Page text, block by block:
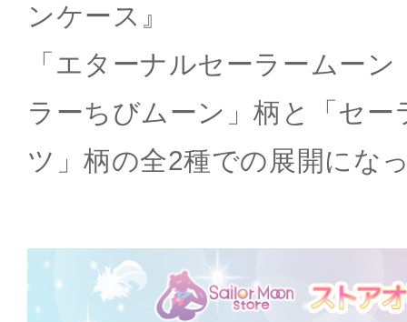
ンケース』
「エターナルセーラームー
ラーちびムーン」柄と「セー
ツ」柄の全2種での展開にな